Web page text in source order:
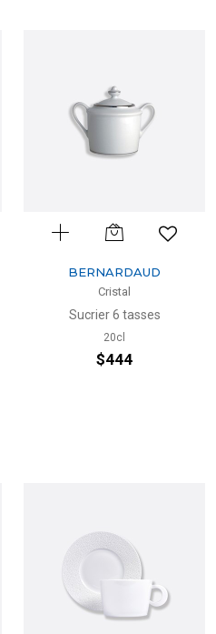
BERNARDAUD
Cristal
Sucrier 6 tasses
20cl
$444